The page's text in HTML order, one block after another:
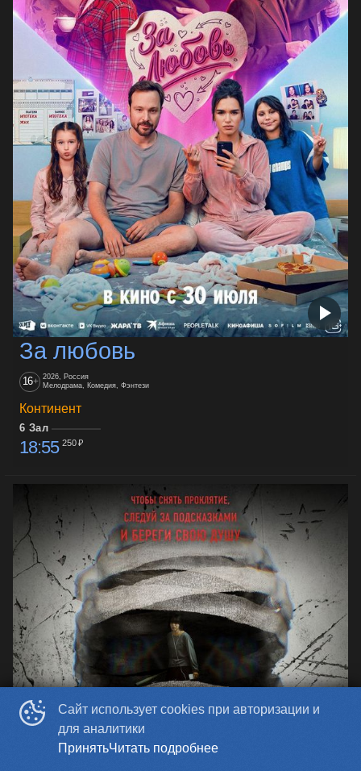
За любовь
16+ 2026, Россия
Мелодрама, Комедия, Фэнтези
Континент
6 Зал
18:55 250 ₽
Сайт использует cookies при авторизации и
для аналитики
ПринятьЧитать подробнее